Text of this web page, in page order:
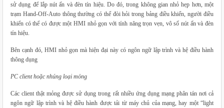
sử dụng để lắp nút ấn và đèn tín hiệu. Do đó, trong không gian nhỏ hẹp hơn, một
trạm Hand-Off-Auto thông thường có thể đòi hỏi trong bảng điều khiển, người điều
khiển có thể có được một HMI nhỏ gọn với tính năng trọn vẹn, vô số nút ấn và đèn
tín hiệu.
Bên cạnh đó, HMI nhỏ gọn mà hiện đại này có ngôn ngữ lập trình và hệ điều hành
thông dụng
PC client hoặc nhúng loại mỏng
Các client thật mỏng được sử dụng trong rất nhiều ứng dụng mạng phân tán nơi cả
ngôn ngữ lập trình và hệ điều hành được tải từ máy chủ của mạng, hay một “light